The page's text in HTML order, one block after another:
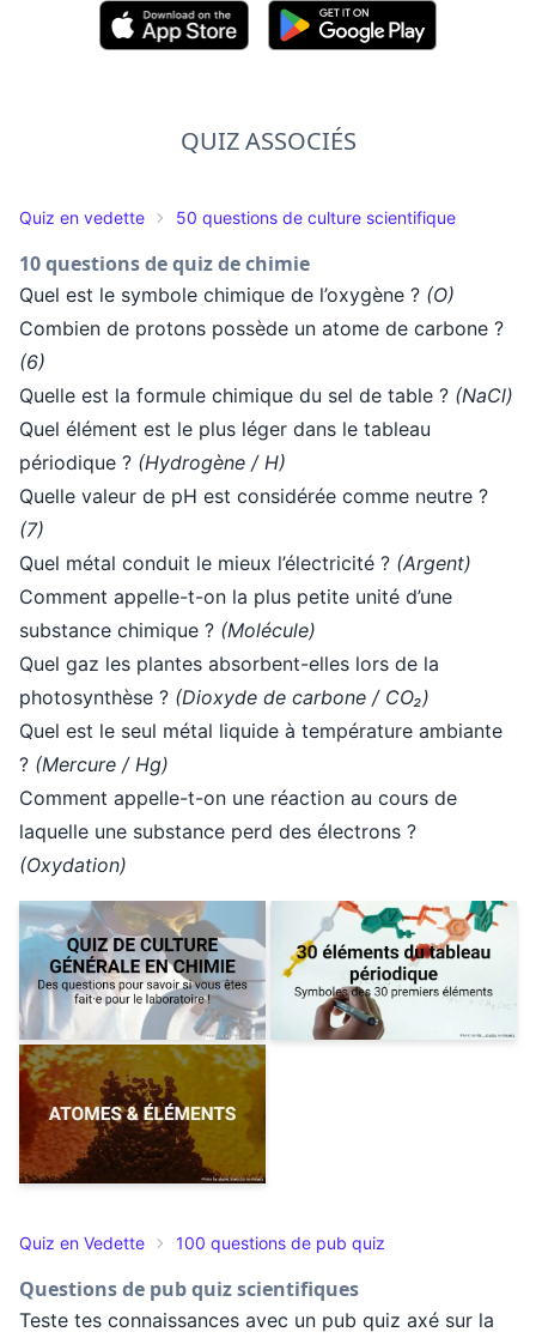
QUIZ ASSOCIÉS
Quiz en vedette 50 questions de culture scientifique
10 questions de quiz de chimie
Quel est le symbole chimique de l’oxygène ? (O)
Combien de protons possède un atome de carbone ?
(6)
Quelle est la formule chimique du sel de table ? (NaCl)
Quel élément est le plus léger dans le tableau
périodique ? (Hydrogène / H)
Quelle valeur de pH est considérée comme neutre ?
(7)
Quel métal conduit le mieux l’électricité ? (Argent)
Comment appelle-t-on la plus petite unité d’une
substance chimique ? (Molécule)
Quel gaz les plantes absorbent-elles lors de la
photosynthèse ? (Dioxyde de carbone / CO₂)
Quel est le seul métal liquide à température ambiante
? (Mercure / Hg)
Comment appelle-t-on une réaction au cours de
laquelle une substance perd des électrons ?
(Oxydation)
Quiz en Vedette 100 questions de pub quiz
Questions de pub quiz scientifiques
Teste tes connaissances avec un pub quiz axé sur la